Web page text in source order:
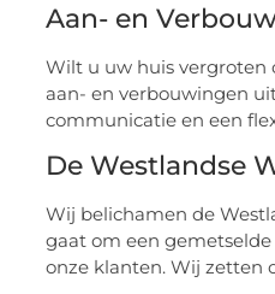
Aan- en
Wilt u uw huis vergroten
aan- en verbouwingen
communicatie en een
De Westlandse
Wij belichamen de
gaat om een
onze klanten. Wij zetten